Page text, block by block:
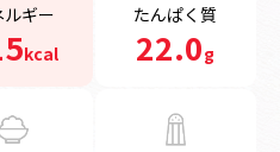
ギー
kcal
たんぱく質
22.0g